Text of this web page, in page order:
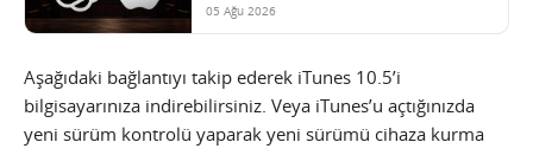
05 Ağu 2026
Aşağıdaki bağlantıyı takip ederek iTunes 10.5’i
bilgisayarınıza indirebilirsiniz. Veya iTunes’u açtığınızda
yeni sürüm kontrolü yaparak yeni sürümü cihaza kurma